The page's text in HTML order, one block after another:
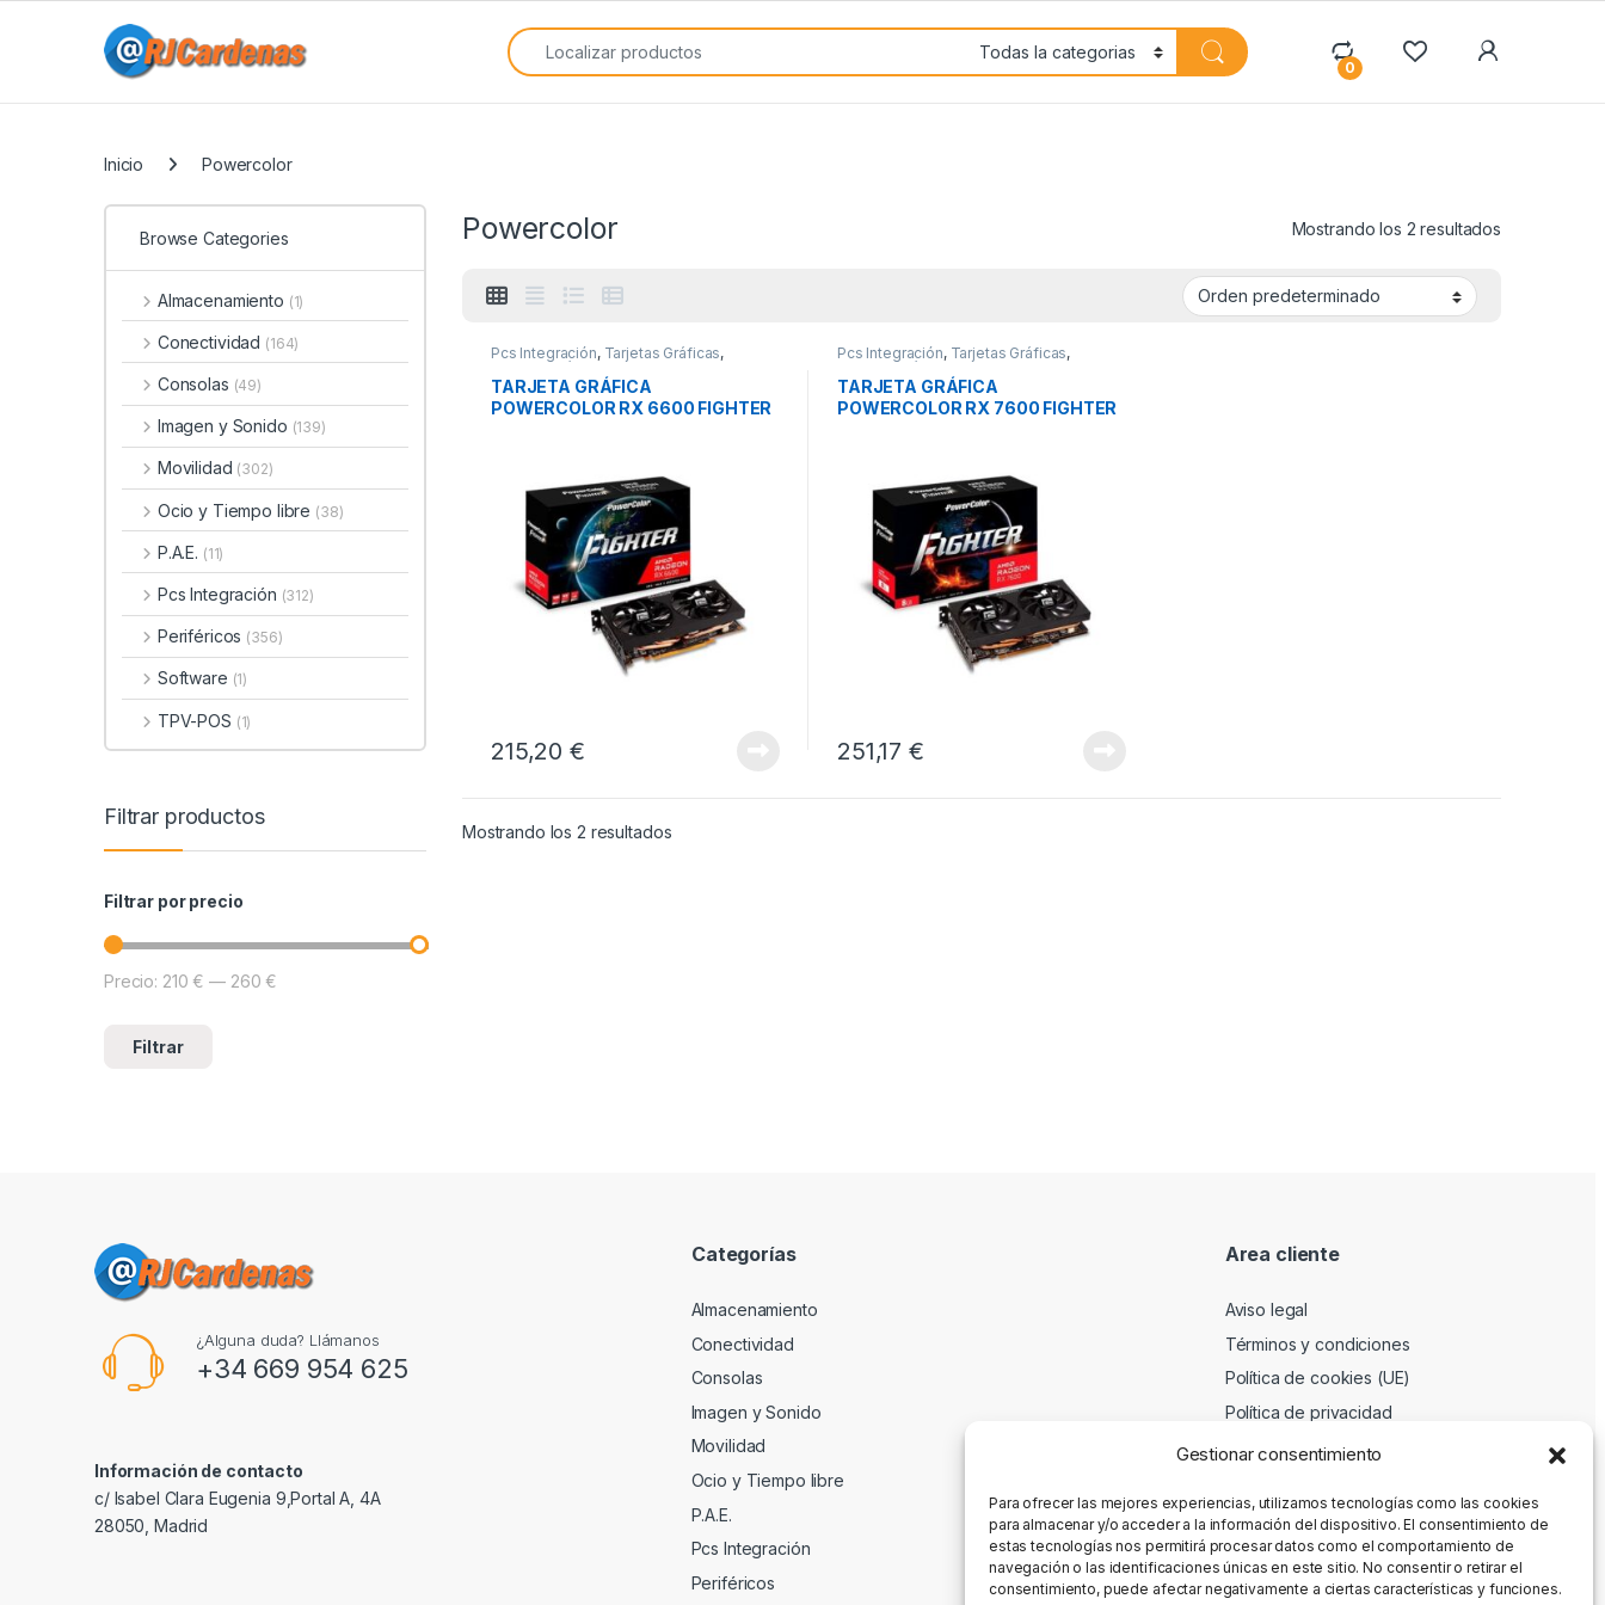
Gestionar consentimiento
Para ofrecer las mejores experiencias, utilizamos tecnologías como las cookies
para almacenar y/o acceder a la información del dispositivo. El consentimiento de
estas tecnologías nos permitirá procesar datos como el comportamiento de
navegación o las identificaciones únicas en este sitio. No consentir o retirar el
consentimiento, puede afectar negativamente a ciertas características y funciones.
Search for:
0
Inicio Powercolor
Powercolor Mostrando los 2 resultados
Pcs Integración, Tarjetas Gráficas,
Tarjetas Gráficas PCI-E
TARJETA GRÁFICA
POWERCOLOR RX 6600 FIGHTER
215,20€
Pcs Integración, Tarjetas Gráficas,
Tarjetas Gráficas PCI-E
TARJETA GRÁFICA
POWERCOLOR RX 7600 FIGHTER
251,17 €
Mostrando los 2 resultados
Browse Categories
Almacenamiento (1)
Conectividad (164)
Consolas (49)
Imagen y Sonido (139)
Movilidad (302)
Ocio y Tiempo libre (38)
P.A.E. (11)
Pcs Integración (312)
Periféricos (356)
Software (1)
TPV-POS (1)
Filtrar productos
Filtrar por precio
Precio mínimo
Precio máximo
Filtrar
Precio: 210 € — 260 €
¿Alguna duda? Llámanos
+34 669 954 625
Información de contacto
c/ Isabel Clara Eugenia 9,Portal A, 4A
28050, Madrid
Categorías
Almacenamiento
Conectividad
Consolas
Imagen y Sonido
Movilidad
Ocio y Tiempo libre
P.A.E.
Pcs Integración
Periféricos
Area cliente
Aviso legal
Términos y condiciones
Política de cookies (UE)
Política de privacidad